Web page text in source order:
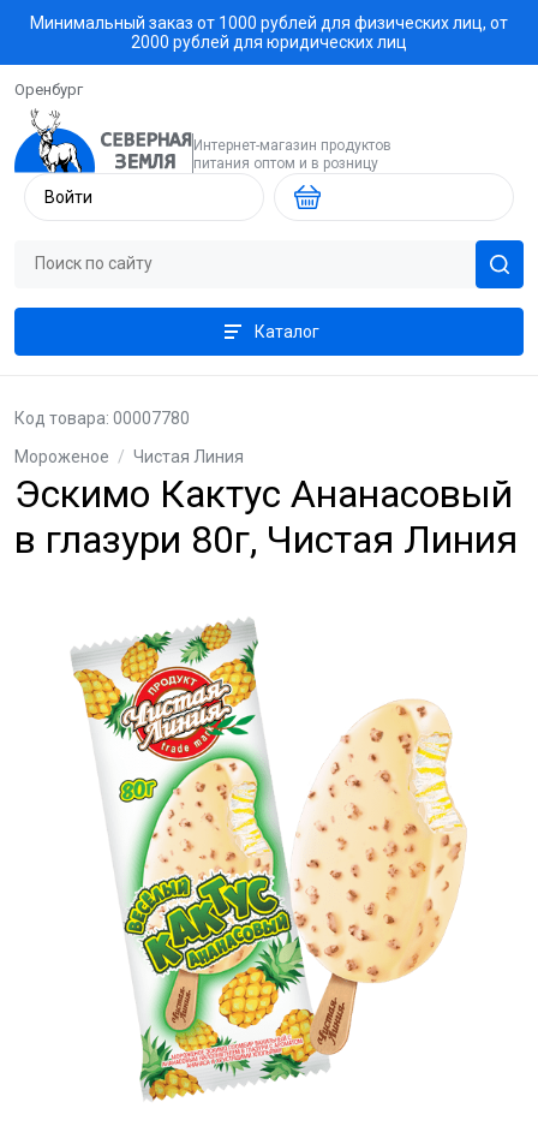
Минимальный заказ от 1000 рублей для физических лиц, от
2000 рублей для юридических лиц
Оренбург
Интернет-магазин продуктов
питания оптом и в розницу
Войти
Каталог
Мороженое / Чистая Линия
Эскимо Кактус Ананасовый
в глазури 80г, Чистая Линия
Код товара: 00007780